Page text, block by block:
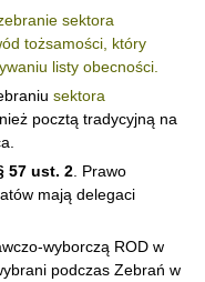
sektora
tożsamości, który
listy obecności.
sektora
pocztą tradycyjną na
57 ust. 2. Prawo
mają delegaci
wyborczą ROD w
podczas Zebrań w